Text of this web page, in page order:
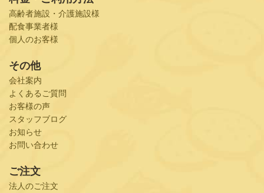
高齢者施設・介護施設様
配食事業者様
個人のお客様
その他
会社案内
よくあるご質問
お客様の声
スタッフブログ
お知らせ
お問い合わせ
ご注文
法人のご注文